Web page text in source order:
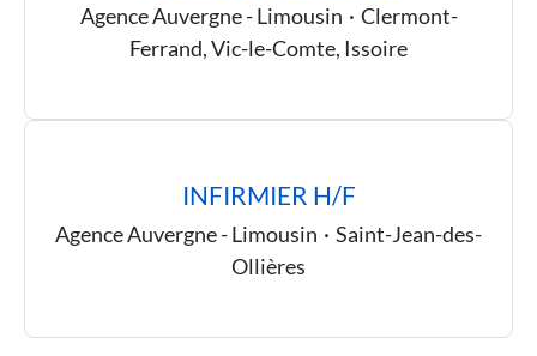
Agence Auvergne - Limousin · Clermont-
Ferrand, Vic-le-Comte, Issoire
INFIRMIER H/F
Agence Auvergne - Limousin · Saint-Jean-des-
Ollières